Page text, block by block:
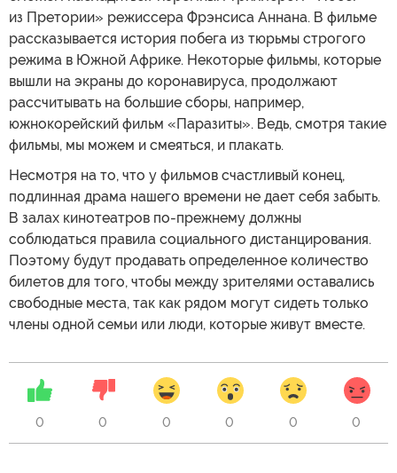
из Претории» режиссера Фрэнсиса Аннана. В фильме
рассказывается история побега из тюрьмы строгого
режима в Южной Африке. Некоторые фильмы, которые
вышли на экраны до коронавируса, продолжают
рассчитывать на большие сборы, например,
южнокорейский фильм «Паразиты». Ведь, смотря такие
фильмы, мы можем и смеяться, и плакать.
Несмотря на то, что у фильмов счастливый конец,
подлинная драма нашего времени не дает себя забыть.
В залах кинотеатров по-прежнему должны
соблюдаться правила социального дистанцирования.
Поэтому будут продавать определенное количество
билетов для того, чтобы между зрителями оставались
свободные места, так как рядом могут сидеть только
члены одной семьи или люди, которые живут вместе.
0 0 0 0 0 0